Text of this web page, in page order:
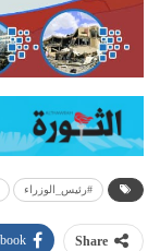
#رئيس_الوزراء
Share